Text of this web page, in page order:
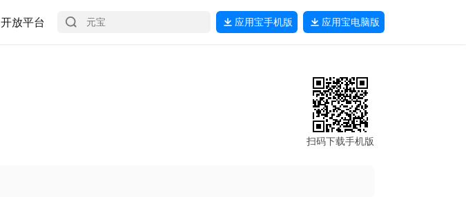
开放平台 应用宝手机版 应用宝电脑版
扫码下载手机版